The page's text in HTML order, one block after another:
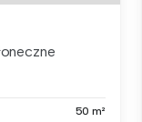
50 m²